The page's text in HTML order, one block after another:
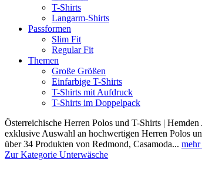
T-Shirts
Langarm-Shirts
Passformen
Slim Fit
Regular Fit
Themen
Große Größen
Einfarbige T-Shirts
T-Shirts mit Aufdruck
T-Shirts im Doppelpack
Österreichische Herren Polos und T-Shirts |
exklusive Auswahl an hochwertigen Herren Polos
über 34 Produkten von Redmond, Casamoda... mehr
Zur Kategorie Unterwäsche